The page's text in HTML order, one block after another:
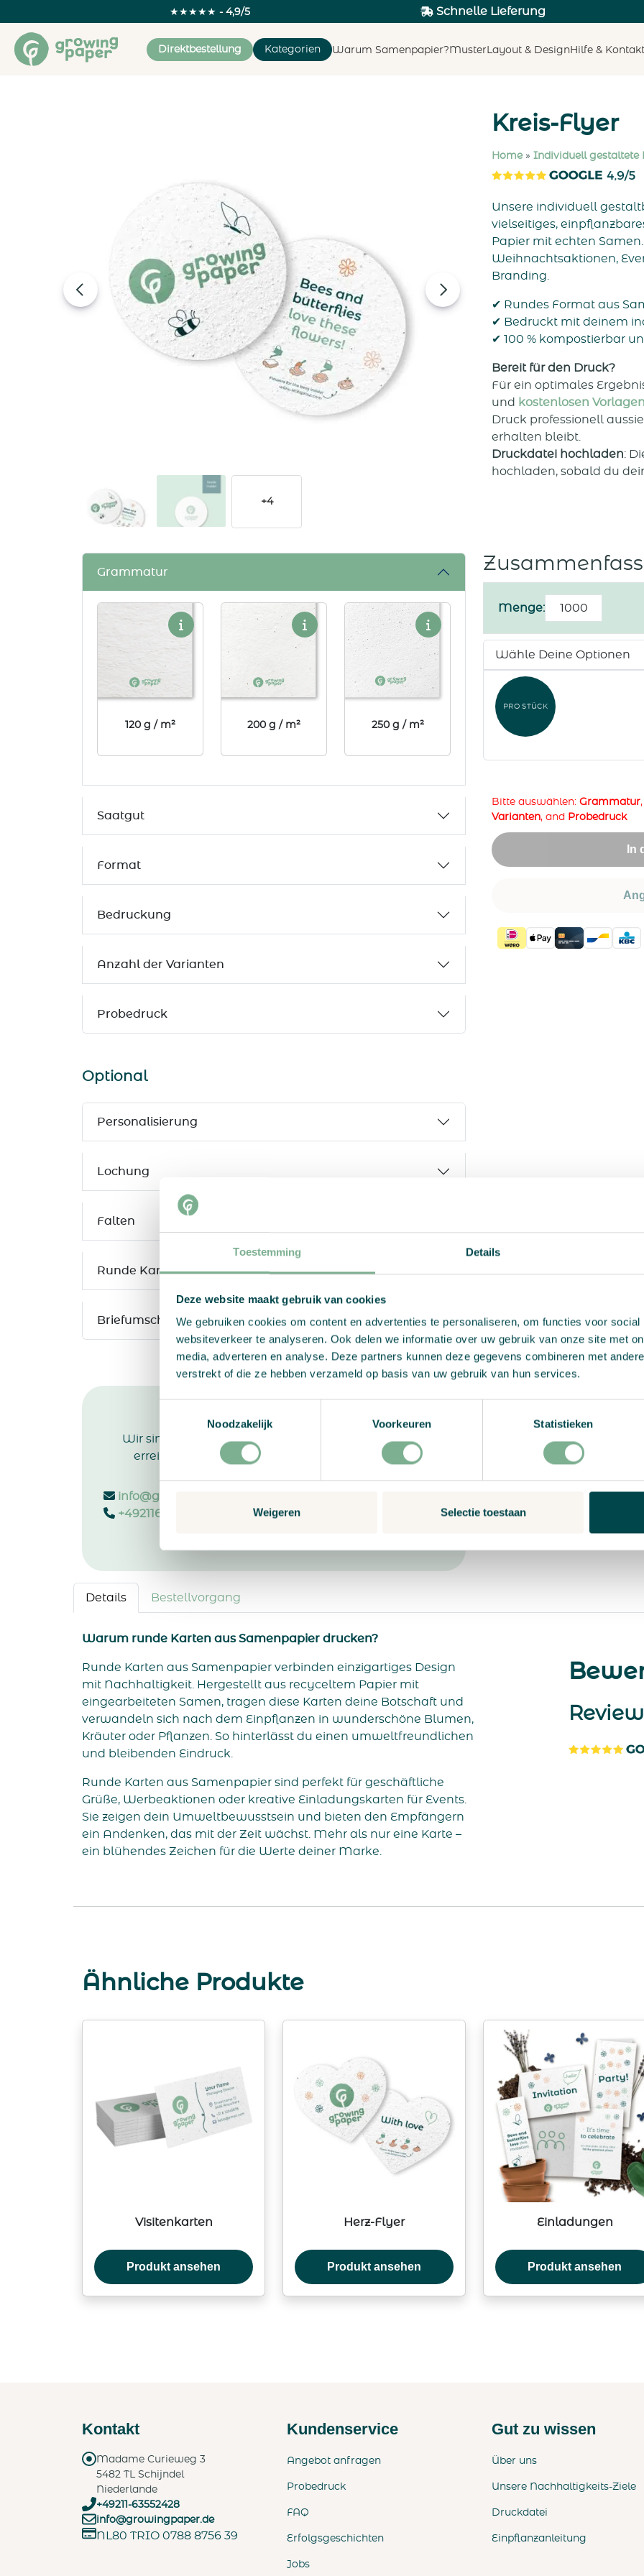
Toestemming Details
Deze website maakt gebruik van cookies
We gebruiken cookies om content en advertenties te personaliseren, om functies voor
websiteverkeer te analyseren. Ook delen we informatie over uw gebruik van onze site met
media, adverteren en analyse. Deze partners kunnen deze gegevens combineren met
verstrekt of die ze hebben verzameld op basis van uw gebruik van hun services.
Noodzakelijk
Voorkeuren Statistieken
Weigeren Selectie toestaan
★★★★★ - 4,9/5 Schnelle Lieferung
Direktbestellung Kategorien Warum Samenpapier? Muster Layout & DesignHilfe & Kontakt
+4
Kreis-Flyer
Home» Individuell gestaltete
Unsere individuell
vielseitiges,
Papier mit echten
Weihnachtsaktionen,
Branding.
✔ Rundes Format aus
✔ Bedruckt mit deinem
✔ 100 % kompostierbar
Bereit für den Druck?
Für ein optimales
und kostenlosen
Druck professionell
erhalten bleibt.
Druckdatei hochladen:
hochladen, sobald du
Grammatur
120 g / m² 200 g / m² 250 g / m²
Saatgut
Format
Bedruckung
Anzahl der Varianten
Probedruck
Optional
Personalisierung
Lochung
Falten
Runde Kanten
Briefumschlag
Fragen oder Abstimmungbedarf?
Wir sind Montags bis Freitags von 9:00 bis 17:00 Uhr
erreichbar. Per E-Mail, telefonisch oder via Chat.
info@growingpaper.de
+4921163552428
Menge:Kreis-
Flyer
Menge
Wähle Deine Optionen
PRO STÜCK
Bitte auswählen: Grammatur
Varianten, and Probedruck
In
Details Bestellvorgang
Warum runde Karten aus Samenpapier drucken?
Runde Karten aus Samenpapier verbinden einzigartiges Design
mit Nachhaltigkeit. Hergestellt aus recyceltem Papier mit
eingearbeiteten Samen, tragen diese Karten deine Botschaft und
verwandeln sich nach dem Einpflanzen in wunderschöne Blumen,
Kräuter oder Pflanzen. So hinterlässt du einen umweltfreundlichen
und bleibenden Eindruck.
Runde Karten aus Samenpapier sind perfekt für geschäftliche
Grüße, Werbeaktionen oder kreative Einladungskarten für Events.
Sie zeigen dein Umweltbewusstsein und bieten den Empfängern
ein Andenken, das mit der Zeit wächst. Mehr als nur eine Karte –
ein blühendes Zeichen für die Werte deiner Marke.
Ähnliche Produkte
Visitenkarten
Produkt ansehen
Herz-Flyer
Produkt ansehen
Einladungen
Produkt ansehen
Kontakt
Madame Curieweg 3
5482 TL Schijndel
Niederlande
+49211-63552428
info@growingpaper.de
NL80 TRIO 0788 8756 39
Kundenservice
Angebot anfragen
Probedruck
FAQ
Erfolgsgeschichten
Jobs
Gut zu wissen
Über uns
Unsere Nachhaltigkeits-Ziele
Druckdatei
Einpflanzanleitung